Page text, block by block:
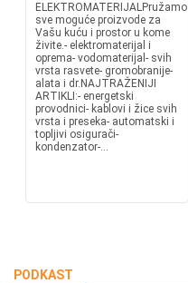
ELEKTROMATERIJALPružamo
sve moguće proizvode za
Vašu kuću i prostor u kome
živite.- elektromaterijal i
oprema- vodomaterijal- svih
vrsta rasvete- gromobranije-
alata i dr.NAJTRAŽENIJI
ARTIKLI:- energetski
provodnici- kablovi i žice svih
vrsta i preseka- automatski i
topljivi osigurači-
kondenzator-...
PODKAST